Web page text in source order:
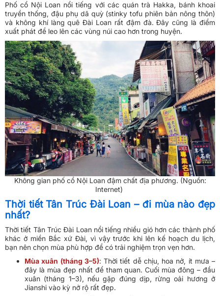
Phố cổ Nội Loan nổi tiếng với các quán trà Hakka, bánh khoai
truyền thống, đậu phụ dã quỳ (stinky tofu phiên bản nông thôn)
và không khí làng quê Đài Loan rất đậm đà. Đây cũng là điểm
xuất phát để leo lên các vùng núi cao hơn trong huyện.
Không gian phố cổ Nội Loan đậm chất địa phương. (Nguồn:
Internet)
Thời tiết Tân Trúc Đài Loan – đi mùa nào đẹp
nhất?
Thời tiết Tân Trúc Đài Loan nổi tiếng nhiều gió hơn các thành phố
khác ở miền Bắc xứ Đài, vì vậy trước khi lên kế hoạch du lịch,
bạn nên chọn mùa phù hợp để có trải nghiệm trọn vẹn hơn.
Mùa xuân (tháng 3–5): Thời tiết dễ chịu, hoa nở, ít mưa –
đây là mùa đẹp nhất để tham quan. Cuối mùa đông – đầu
xuân (tháng 1–3), nếu gặp đúng dịp, rừng oải hương ở
Jianshi vào kỳ nở rộ rất đẹp.